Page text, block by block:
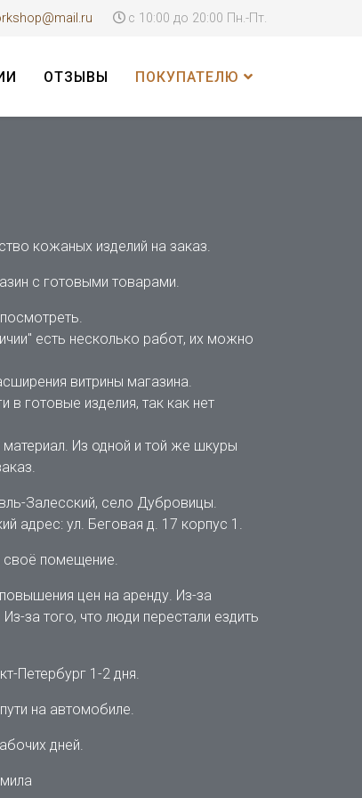
с 10:00 до 20:00 Пн.-Пт.
ОТЗЫВЫ ПОКУПАТЕЛЮ
кожаных изделий на заказ.
с готовыми товарами.
есть несколько работ, их можно
витрины магазина.
в готовые изделия, так как нет
Из одной и той же шкуры
Залесский, село Дубровицы.
адрес: ул. Беговая д. 17 корпус 1.
своё помещение.
цен на аренду. Из-за
за того, что люди перестали ездить
Петербург 1-2 дня.
на автомобиле.
дней.